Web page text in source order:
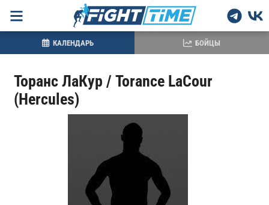
Торанс ЛаКур / Torance LaCour
(Hercules)
КАЛЕНДАРЬ БОЙЦЫ